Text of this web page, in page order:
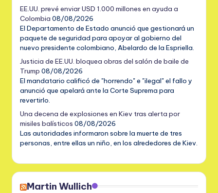
EE.UU. prevé enviar USD 1.000 millones en ayuda a
Colombia 08/08/2026
El Departamento de Estado anunció que gestionará un
paquete de seguridad para apoyar al gobierno del
nuevo presidente colombiano, Abelardo de la Espriella.
Justicia de EE.UU. bloquea obras del salón de baile de
Trump 08/08/2026
El mandatario calificó de "horrendo" e "ilegal" el fallo y
anunció que apelará ante la Corte Suprema para
revertirlo.
Una decena de explosiones en Kiev tras alerta por
misiles balísticos 08/08/2026
Las autoridades informaron sobre la muerte de tres
personas, entre ellas un niño, en los alrededores de Kiev.
Martin Wullich